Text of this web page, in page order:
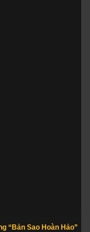
“Bản Sao Hoàn Hảo”